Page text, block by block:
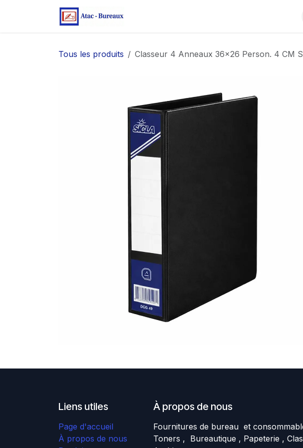
Se rendre au contenu
Rendez-
Tous les produits Classeur 4 Anneaux 36x26 Person. 4 CM
Liens utiles
Page d'accueil
À propos de nous
À propos de nous
Fournitures de bureau et
Toners , Bureautique , Papeterie ,